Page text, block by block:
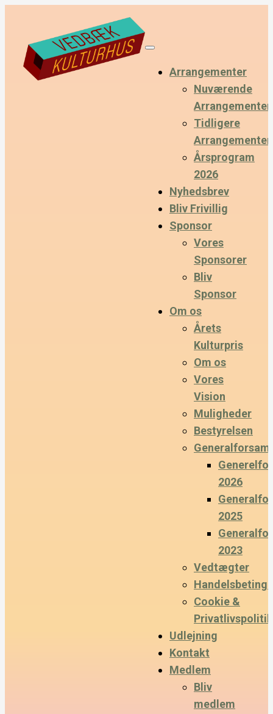
Arrangementer
Nuværende
Arrangementer
Tidligere
Arrangementer
Årsprogram
2026
Nyhedsbrev
Bliv Frivillig
Sponsor
Vores
Sponsorer
Bliv
Sponsor
Om os
Årets
Kulturpris
Om os
Vores
Vision
Muligheder
Bestyrelsen
2026
2025
2023
Vedtægter
Cookie &
Privatlivspolitik
Udlejning
Kontakt
Medlem
Bliv
medlem